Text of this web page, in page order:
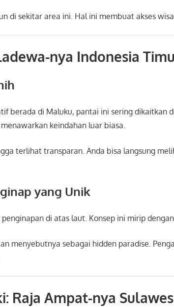
di sekitar area ini. Hal ini membuat akses
nya Indonesia
berada di Maluku, pantai ini sering dikaitkan
menawarkan keindahan luar biasa.
terlihat transparan. Anda bisa langsung
yang Unik
di atas laut. Konsep ini mirip
menyebutnya sebagai hidden paradise.
Raja Ampat-nya